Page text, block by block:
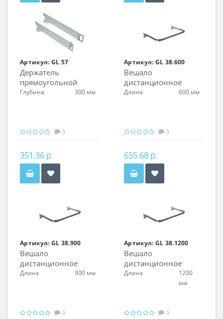
Артикул: GL 57
Держатель
прямоугольной
трубы, правый
Глубина 300 мм
0
351.36 р.
Артикул: GL 38.600
Вешало
дистанционное
Длина 600 мм
0
655.68 р.
Артикул: GL 38.900
Вешало
дистанционное
Длина 900 мм
0
Артикул: GL 38.1200
Вешало
дистанционное
Длина
1200
мм
0